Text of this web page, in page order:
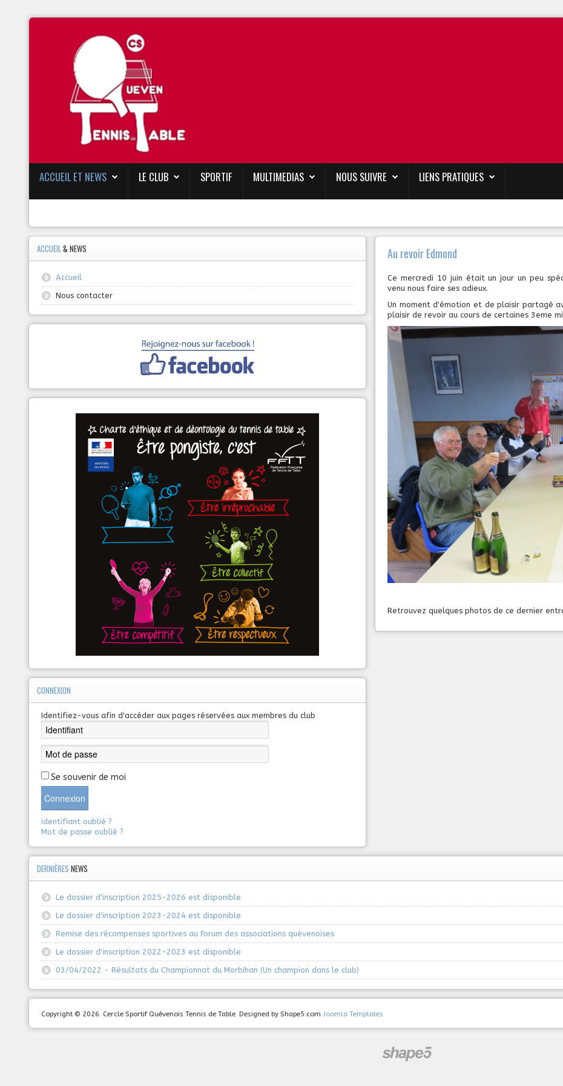
ACCUEIL ET NEWS LE CLUB SPORTIF MULTIMEDIAS NOUS SUIVRE LIENS PRATIQUES
Au revoir Edmond
Ce mercredi 10 juin était un jour un peu
venu nous faire ses adieux.
Un moment d'émotion et de plaisir partagé
plaisir de revoir au cours de certaines 3eme
Retrouvez quelques photos de ce dernier
ACCUEIL& NEWS
Accueil
Nous contacter
CONNEXION
Identifiez-vous afin d'accéder aux pages réservées aux membres du club
Se souvenir de moi
Connexion
Identifiant oublié ?
Mot de passe oublié ?
DERNIÈRESNEWS
Le dossier d'inscription 2025-2026 est disponible
Le dossier d'inscription 2023-2024 est disponible
Remise des récompenses sportives au Forum des associations quévenoises
Le dossier d'inscription 2022-2023 est disponible
03/04/2022 - Résultats du Championnat du Morbihan (Un champion dans le club)
Copyright © 2026. Cercle Sportif Quévenois Tennis de Table. Designed by Shape5.comJoomla Templates